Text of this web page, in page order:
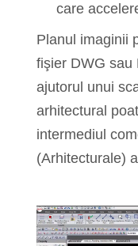
care
Planul imaginii
fişier DWG sau
ajutorul unui
arhitectural
intermediul
(Arhitecturale)